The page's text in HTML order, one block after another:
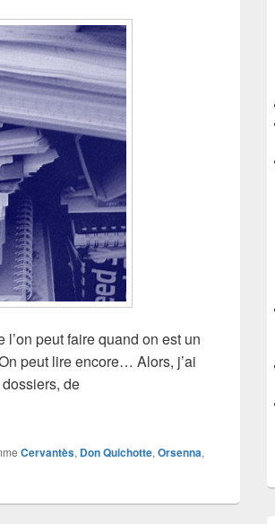
peut faire quand on est un
peut lire encore… Alors, j’ai
de
Cervantès, Don Quichotte, Orsenna,